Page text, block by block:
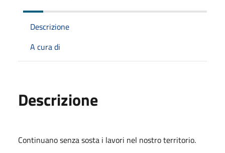
Descrizione
A cura di
Descrizione
Continuano senza sosta i lavori nel nostro territorio.